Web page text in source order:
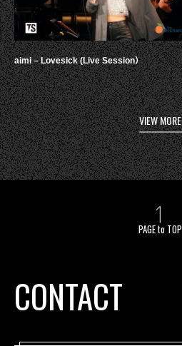
aimi – Lovesick (Live Session）
VIEW MORE
PAGE to TOP
CONTACT